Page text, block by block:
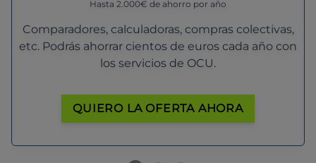
Hasta 2.000€ de ahorro por año
Comparadores, calculadoras, compras colectivas,
etc. Podrás ahorrar cientos de euros cada año con
los servicios de OCU.
QUIERO LA OFERTA AHORA